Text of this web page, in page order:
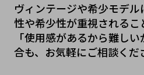
ヴィンテージや希少モデ
性や希少性が重視されるこ
「使用感があるから難し
合も、お気軽にご相談くだ